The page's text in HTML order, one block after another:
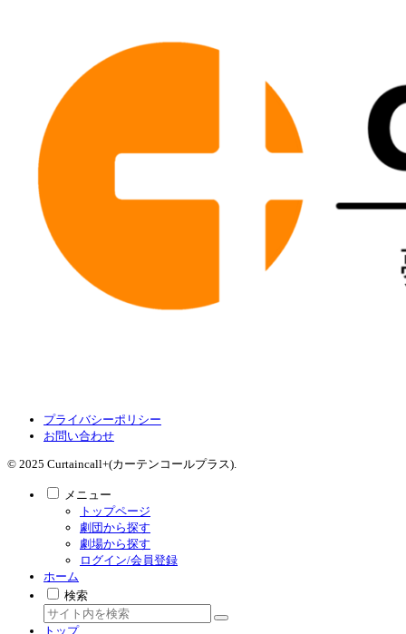
プライバシーポリシー
お問い合わせ
© 2025 Curtaincall+(カーテンコールプラス).
メニュー
トップページ
劇団から探す
劇場から探す
ログイン/会員登録
ホーム
検索
トップ